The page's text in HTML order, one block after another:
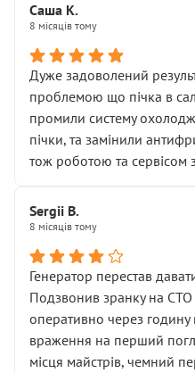
Саша К.
8 місяців тому
Дуже задоволений
проблемою що пічка в
промили систему
пічки, та замінили
тож роботою та сервісом
Sergii B.
8 місяців тому
Генератор перестав
Подзвонив зранку на СТО
оперативно через
враження на перший
місця майстрів, чемний